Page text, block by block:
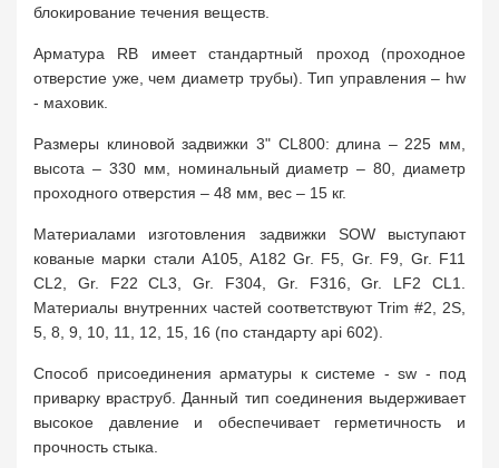
блокирование течения веществ.
Арматура RB имеет стандартный проход (проходное
отверстие уже, чем диаметр трубы). Тип управления – hw
- маховик.
Размеры клиновой задвижки 3" CL800: длина – 225 мм,
высота – 330 мм, номинальный диаметр – 80, диаметр
проходного отверстия – 48 мм, вес – 15 кг.
Материалами изготовления задвижки SOW выступают
кованые марки стали A105, A182 Gr. F5, Gr. F9, Gr. F11
CL2, Gr. F22 CL3, Gr. F304, Gr. F316, Gr. LF2 CL1.
Материалы внутренних частей соответствуют Trim #2, 2S,
5, 8, 9, 10, 11, 12, 15, 16 (по стандарту api 602).
Способ присоединения арматуры к системе - sw - под
приварку враструб. Данный тип соединения выдерживает
высокое давление и обеспечивает герметичность и
прочность стыка.